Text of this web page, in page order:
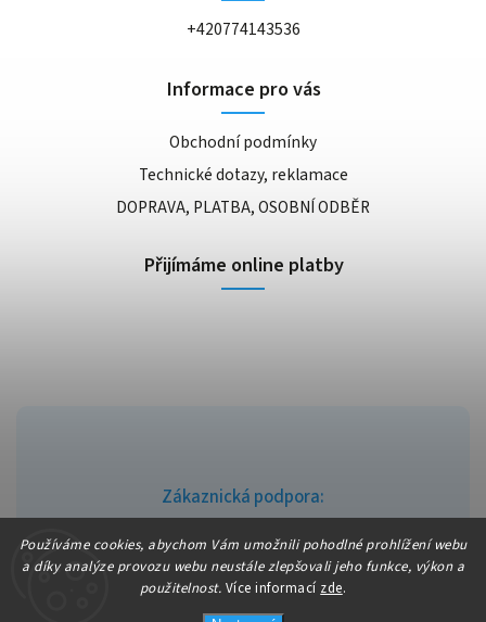
Používáme cookies, abychom Vám umožnili pohodlné prohlížení webu
a díky analýze provozu webu neustále zlepšovali jeho funkce, výkon a
použitelnost. Více informací zde.
Zákaznická podpora:
info@fajndrogerie.cz
+420774143536
Informace pro vás
Obchodní podmínky
Technické dotazy, reklamace
DOPRAVA, PLATBA, OSOBNÍ ODBĚR
Přijímáme online platby